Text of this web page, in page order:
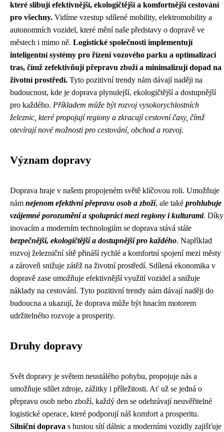
které slibují efektivnější, ekologičtější a komfortnější cestování
pro všechny. Vidíme vzestup sdílené mobility, elektromobility a
autonomních vozidel, které mění naše představy o dopravě ve
městech i mimo ně. Logistické společnosti implementují
inteligentní systémy pro řízení vozového parku a optimalizaci
tras, čímž zefektivňují přepravu zboží a minimalizují dopad na
životní prostředí. Tyto pozitivní trendy nám dávají naději na
budoucnost, kde je doprava plynulejší, ekologičtější a dostupnější
pro každého. Příkladem může být rozvoj vysokorychlostních
železnic, které propojují regiony a zkracují cestovní časy, čímž
otevírají nové možnosti pro cestování, obchod a rozvoj.
Význam dopravy
Doprava hraje v našem propojeném světě klíčovou roli. Umožňuje
nám nejenom efektivní přepravu osob a zboží, ale také prohlubuje
vzájemné porozumění a spolupráci mezi regiony i kulturami. Díky
inovacím a moderním technologiím se doprava stává stále
bezpečnější, ekologičtější a dostupnější pro každého. Například
rozvoj železniční sítě přináší rychlé a komfortní spojení mezi městy
a zároveň snižuje zátěž na životní prostředí. Sdílená ekonomika v
dopravě zase umožňuje efektivnější využití vozidel a snižuje
náklady na cestování. Tyto pozitivní trendy nám dávají naději do
budoucna a ukazují, že doprava může být hnacím motorem
udržitelného rozvoje a prosperity.
Druhy dopravy
Svět dopravy je světem neustálého pohybu, propojuje nás a
umožňuje sdílet zdroje, zážitky i příležitosti. Ať už se jedná o
přepravu osob nebo zboží, každý den se odehrávají neuvěřitelné
logistické operace, které podporují náš komfort a prosperitu.
Silniční doprava s hustou sítí dálnic a moderními vozidly zajišťuje